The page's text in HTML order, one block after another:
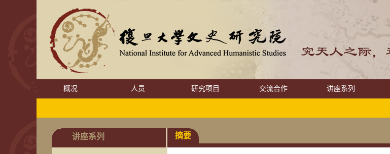
概况 人员 研究项目 交流合作 讲座系列
讲座系列 摘要